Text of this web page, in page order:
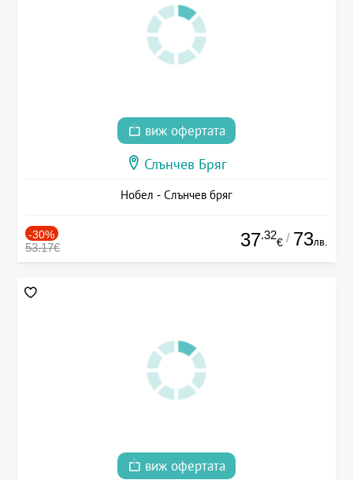
виж офертата
Слънчев Бряг
Нобел - Слънчев бряг
-30%
53.17€ 37.32
€ / 73лв.
виж офертата